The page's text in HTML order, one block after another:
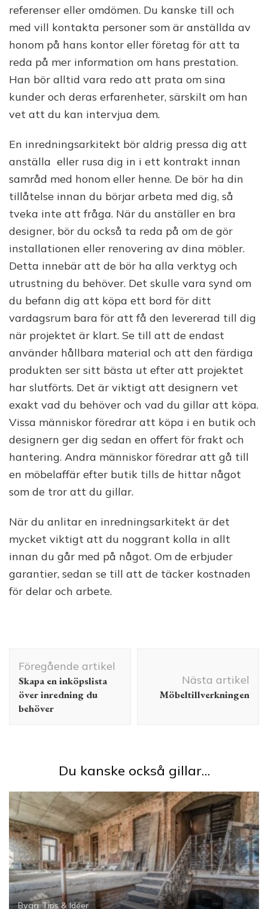
referenser eller omdömen. Du kanske till och
med vill kontakta personer som är anställda av
honom på hans kontor eller företag för att ta
reda på mer information om hans prestation.
Han bör alltid vara redo att prata om sina
kunder och deras erfarenheter, särskilt om han
vet att du kan intervjua dem.
En inredningsarkitekt bör aldrig pressa dig att
anställa eller rusa dig in i ett kontrakt innan
samråd med honom eller henne. De bör ha din
tillåtelse innan du börjar arbeta med dig, så
tveka inte att fråga. När du anställer en bra
designer, bör du också ta reda på om de gör
installationen eller renovering av dina möbler.
Detta innebär att de bör ha alla verktyg och
utrustning du behöver. Det skulle vara synd om
du befann dig att köpa ett bord för ditt
vardagsrum bara för att få den levererad till dig
när projektet är klart. Se till att de endast
använder hållbara material och att den färdiga
produkten ser sitt bästa ut efter att projektet
har slutförts. Det är viktigt att designern vet
exakt vad du behöver och vad du gillar att köpa.
Vissa människor föredrar att köpa i en butik och
designern ger dig sedan en offert för frakt och
hantering. Andra människor föredrar att gå till
en möbelaffär efter butik tills de hittar något
som de tror att du gillar.
När du anlitar en inredningsarkitekt är det
mycket viktigt att du noggrant kolla in allt
innan du går med på något. Om de erbjuder
garantier, sedan se till att de täcker kostnaden
för delar och arbete.
Föregående artikel
Skapa en inköpslista
över inredning du
behöver
Nästa artikel
Möbeltillverkningen
Du kanske också gillar…
Bygg Tips & Idéer